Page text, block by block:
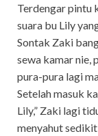
Terdengar pintu
suara bu Lily
Sontak Zaki
sewa kamar nie,
pura-pura lagi
Setelah masuk
Lily,” Zaki lagi
menyahut sedikit